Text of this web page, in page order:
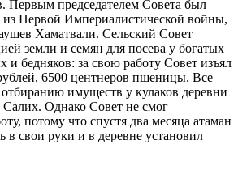
Первым председателем Совета был
Первой Империалистической войны,
Хаматвали. Сельский Совет
земли и семян для посева у богатых
и бедняков: за свою работу Совет изъял
6500 центнеров пшеницы. Все
имуществ у кулаков деревни
Однако Совет не смог
потому что спустя два месяца атаман
в свои руки и в деревне установил